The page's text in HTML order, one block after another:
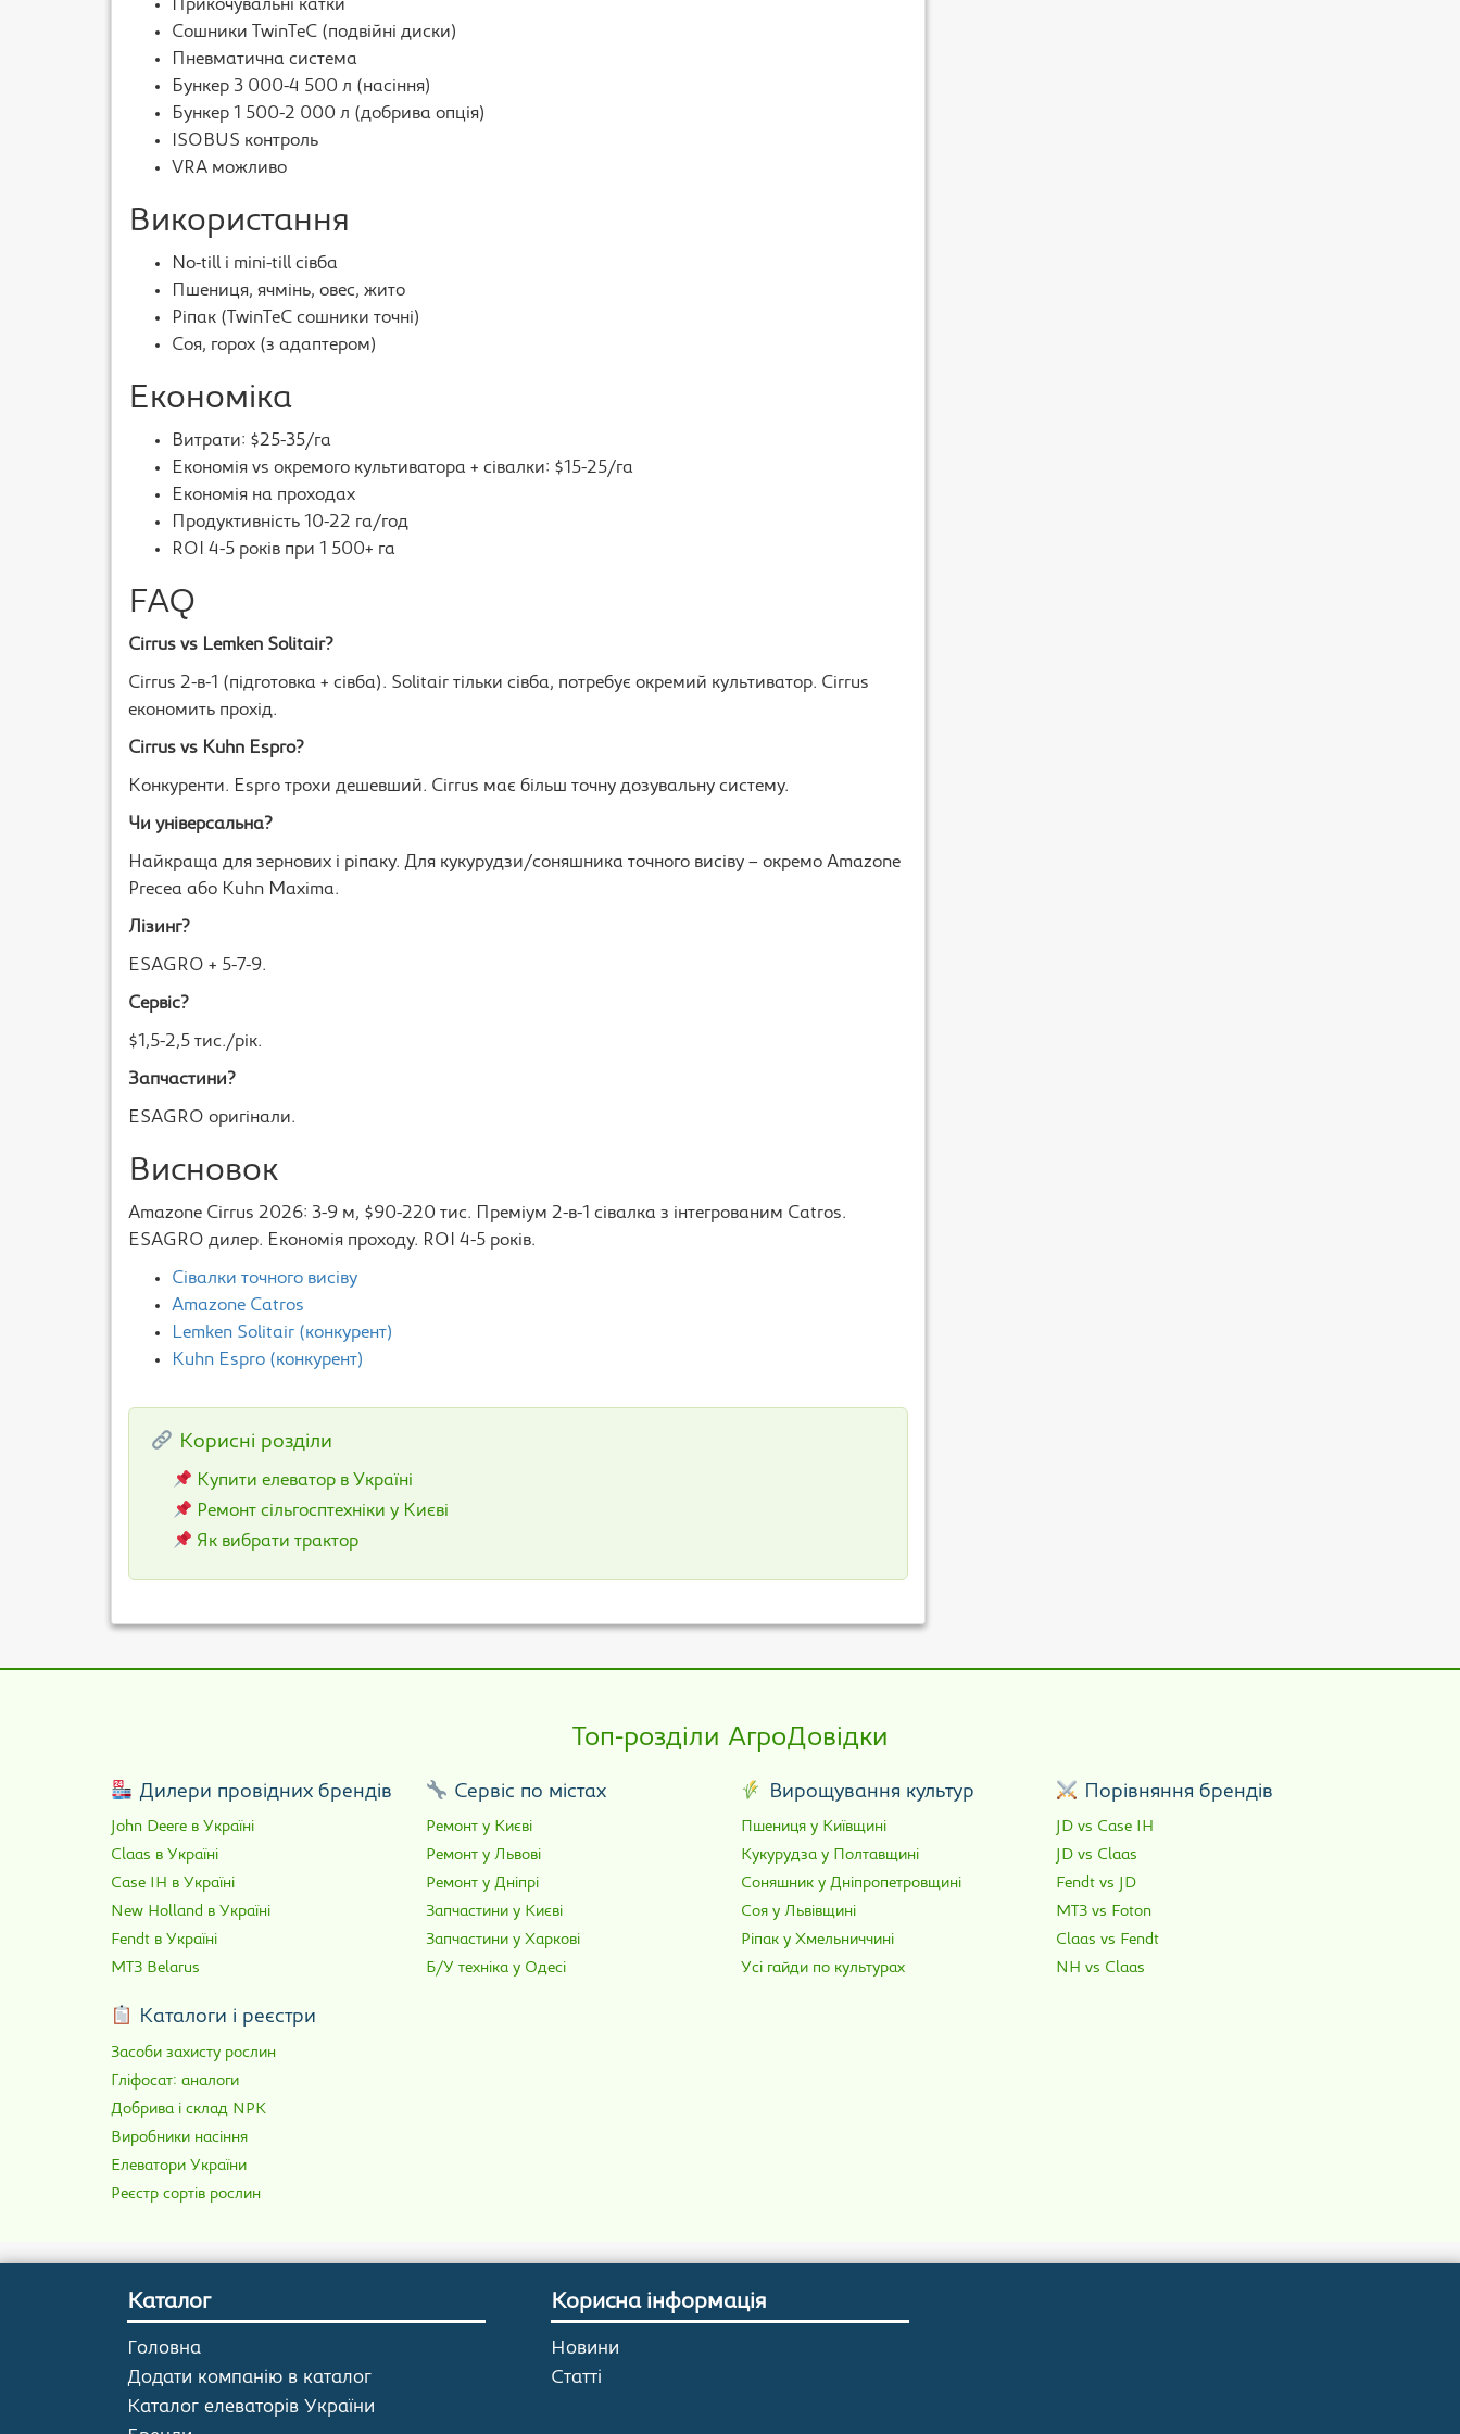
Прикочувальні катки
Сошники TwinTeC (подвійні диски)
Пневматична система
Бункер 3 000-4 500 л (насіння)
Бункер 1 500-2 000 л (добрива опція)
ISOBUS контроль
VRA можливо
Використання
No-till і mini-till сівба
Пшениця, ячмінь, овес, жито
Ріпак (TwinTeC сошники точні)
Соя, горох (з адаптером)
Економіка
Витрати: $25-35/га
Економія vs окремого культиватора + сівалки: $15-25/га
Економія на проходах
Продуктивність 10-22 га/год
ROI 4-5 років при 1 500+ га
FAQ
Cirrus vs Lemken Solitair?
Cirrus 2-в-1 (підготовка + сівба). Solitair тільки сівба, потребує окремий культиватор. Cirrus
економить прохід.
Cirrus vs Kuhn Espro?
Конкуренти. Espro трохи дешевший. Cirrus має більш точну дозувальну систему.
Чи універсальна?
Найкраща для зернових і ріпаку. Для кукурудзи/соняшника точного висіву – окремо Amazone
Precea або Kuhn Maxima.
Лізинг?
ESAGRO + 5-7-9.
Сервіс?
$1,5-2,5 тис./рік.
Запчастини?
ESAGRO оригінали.
Висновок
Amazone Cirrus 2026: 3-9 м, $90-220 тис. Преміум 2-в-1 сівалка з інтегрованим Catros.
ESAGRO дилер. Економія проходу. ROI 4-5 років.
Сівалки точного висіву
Amazone Catros
Lemken Solitair (конкурент)
Kuhn Espro (конкурент)
Корисні розділи
Купити елеватор в Україні
Ремонт сільгосптехніки у Києві
Як вибрати трактор
Топ-розділи АгроДовідки
Дилери провідних брендів
John Deere в Україні
Claas в Україні
Case IH в Україні
New Holland в Україні
Fendt в Україні
МТЗ Belarus
Сервіс по містах
Ремонт у Києві
Ремонт у Львові
Ремонт у Дніпрі
Запчастини у Києві
Запчастини у Харкові
Б/У техніка у Одесі
Вирощування культур
Пшениця у Київщині
Кукурудза у Полтавщині
Соняшник у Дніпропетровщині
Соя у Львівщині
Ріпак у Хмельниччині
Усі гайди по культурах
Порівняння брендів
JD vs Case IH
JD vs Claas
Fendt vs JD
МТЗ vs Foton
Claas vs Fendt
NH vs Claas
Каталоги і реєстри
Засоби захисту рослин
Гліфосат: аналоги
Добрива і склад NPK
Виробники насіння
Елеватори України
Реєстр сортів рослин
Каталог
Головна
Додати компанію в каталог
Каталог елеваторів України
Корисна інформація
Новини
Статті